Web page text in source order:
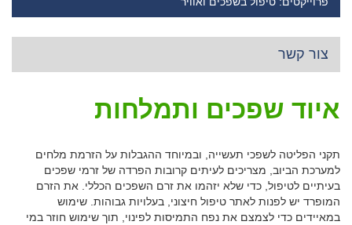
צור קשר
איוד שפכים ותמלחות
תקני הפליטה לשפכי תעשייה, ובמיוחד ההגבלות על הזרמת מלחים
למערכת הביוב, מצריכים לעיתים קרובות הפרדה של זרמי שפכים
בעיתיים לטיפול, כדי שלא יזהמו את זרם השפכים הכללי. את הזרם
המופרד יש לפנות לאתר טיפול חיצוני, בעלויות גבוהות. שימוש
במאיידים כדי לצמצם את נפח התמיסות לפינוי, תוך שימוש חוזר במי